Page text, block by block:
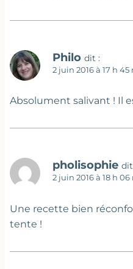
Philo dit :
2 juin 2016 à 17 h 45
Absolument salivant ! Il
pholisophie
2 juin 2016 à 18 h
Une recette bien
tente !